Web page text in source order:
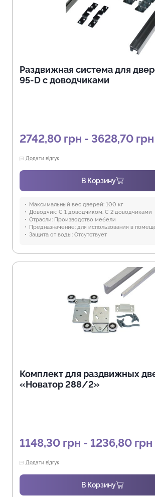
Раздвижная система для
95-D с доводчиками
2742,80 грн - 3628,70 грн
Додати відгук
В Корзину
Максимальный вес дверей: 100 кг
Доводчик: С 1 доводчиком, С 2 доводчиками
Отрасли: Производство мебели
Предназначение: для использования в
Защита от воды: Отсутствует
Комплект для раздвижных
«Новатор 288/2»
1148,30 грн - 1236,80 грн
Додати відгук
В Корзину